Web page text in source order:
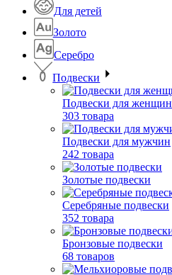
Для детей
Золото
Серебро
Подвески
Подвески для женщин
303 товара
Подвески для мужчин
242 товара
Золотые подвески
Серебряные подвески
352 товара
Бронзовые подвески
68 товаров